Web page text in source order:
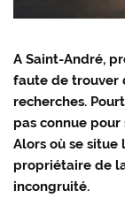
A Saint-André,
faute de trouver
recherches.
pas connue
Alors où se
propriétaire de
incongruité.